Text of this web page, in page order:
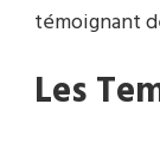
témoignant
Les